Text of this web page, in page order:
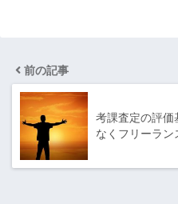
前の記事
考課査定の評価
なくフリーラン